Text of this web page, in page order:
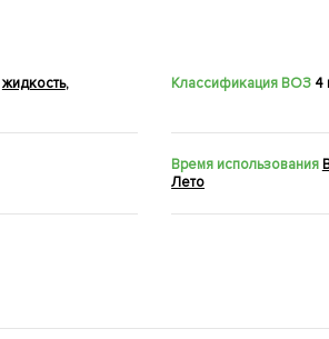
жидкость,
Классификация ВОЗ 4
Время использования
Лето